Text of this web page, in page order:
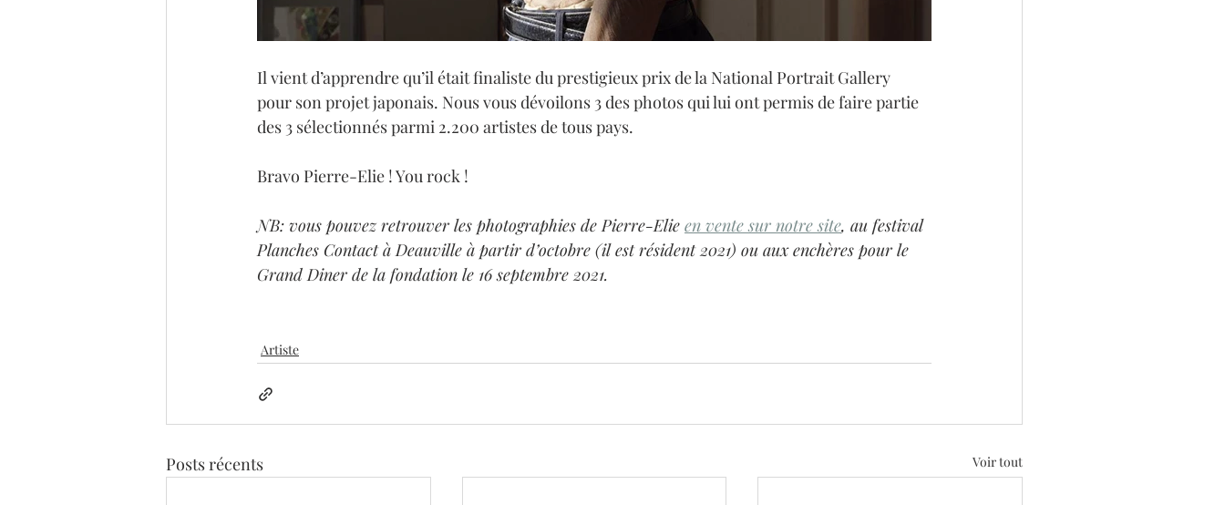
Il vient d’apprendre qu’il était finaliste du prestigieux prix de la National Portrait Gallery
pour son projet japonais. Nous vous dévoilons 3 des photos qui lui ont permis de faire partie
des 3 sélectionnés parmi 2.200 artistes de tous pays.
Bravo Pierre-Elie ! You rock !
NB: vous pouvez retrouver les photographies de Pierre-Elie en vente sur notre site, au festival
Planches Contact à Deauville à partir d’octobre (il est résident 2021) ou aux enchères pour le
Grand Diner de la fondation le 16 septembre 2021.
Artiste
Posts récents Voir tout